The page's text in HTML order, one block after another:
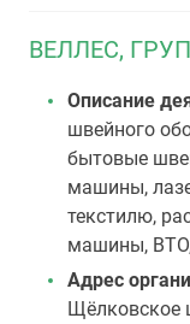
ВЕЛЛЕС,
Описание
швейного
бытовые
машины,
текстилю,
машины,
Адрес
Щёлковское